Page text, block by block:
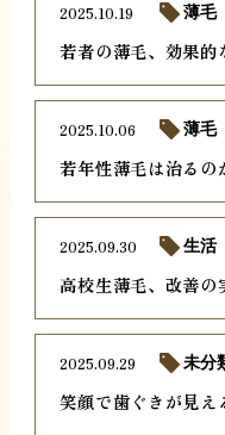
若者の薄毛、効果
2025.10.19 薄毛
若年性薄毛は治るの
2025.10.06 薄毛
高校生薄毛、改善の
2025.09.30 生活
笑顔で歯ぐきが見え
2025.09.29 未分